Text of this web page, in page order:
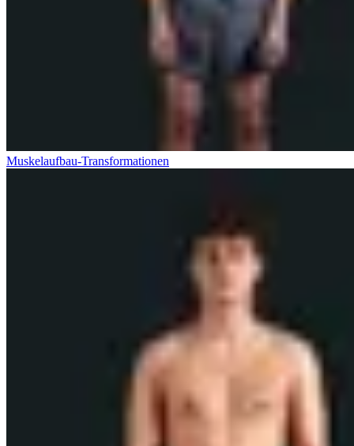
Muskelaufbau-Transformationen